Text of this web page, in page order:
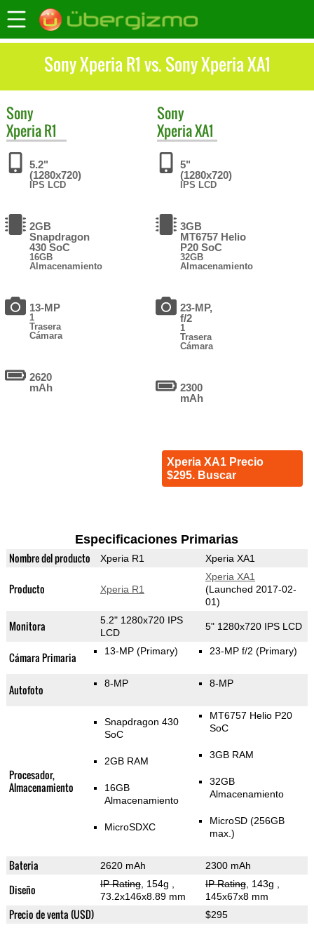
Sony Xperia R1 vs. Sony Xperia XA1
Sony
Xperia R1
5.2"
(1280x720)
IPS LCD
2GB
Snapdragon
430 SoC
16GB
Almacenamiento
13-MP
1
Trasera
Cámara
2620
mAh
Sony
Xperia XA1
5"
(1280x720)
IPS LCD
3GB
MT6757 Helio
P20 SoC
32GB
Almacenamiento
23-MP,
f/2
1
Trasera
Cámara
2300
mAh
Xperia XA1 Precio
$295. Buscar
Especificaciones Primarias
Nombre del producto Xperia R1 Xperia XA1
Producto Xperia R1
Xperia XA1
(Launched 2017-02-
01)
Monitora
5.2" 1280x720 IPS
LCD
5" 1280x720 IPS LCD
Cámara Primaria 13-MP (Primary) 23-MP f/2 (Primary)
Autofoto 8-MP 8-MP
Procesador,
Almacenamiento
Snapdragon 430
SoC
2GB RAM
16GB
Almacenamiento
MicroSDXC
MT6757 Helio P20
SoC
3GB RAM
32GB
Almacenamiento
MicroSD (256GB
max.)
Bateria 2620 mAh 2300 mAh
Diseño IP Rating, 154g
73.2x146x8.89 mm
IP Rating, 143g
145x67x8 mm
Precio de venta (USD) $295